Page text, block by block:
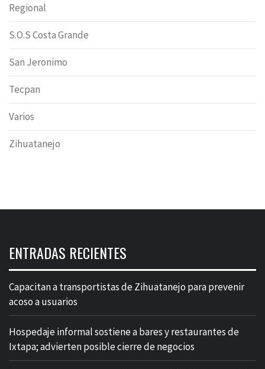
Regional
S.O.S Costa Grande
San Jeronimo
Tecpan
Varios
Zihuatanejo
ENTRADAS RECIENTES
Capacitan a transportistas de Zihuatanejo para prevenir
acoso a usuarios
Hospedaje informal sostiene a bares y restaurantes de
Ixtapa; advierten posible cierre de negocios